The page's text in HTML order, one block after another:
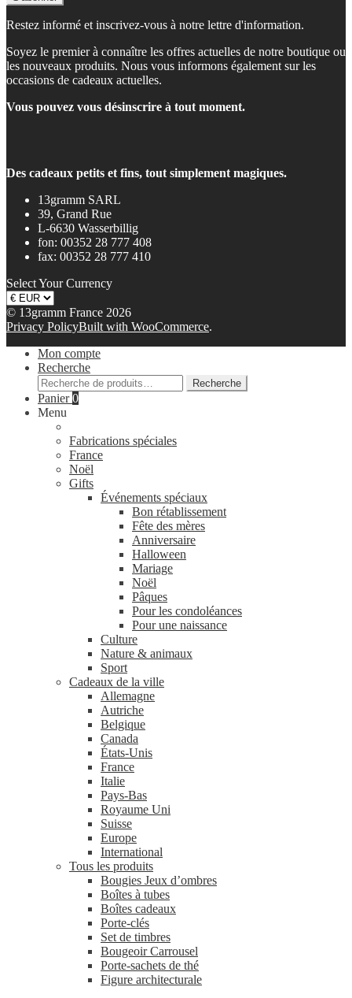
Restez informé et inscrivez-vous à notre lettre d'information.
Soyez le premier à connaître les offres actuelles de notre boutique ou
les nouveaux produits. Nous vous informons également sur les
occasions de cadeaux actuelles.
Vous pouvez vous désinscrire à tout moment.
Des cadeaux petits et fins, tout simplement magiques.
13gramm SARL
39, Grand Rue
L-6630 Wasserbillig
fon: 00352 28 777 408
fax: 00352 28 777 410
Select Your Currency
© 13gramm France 2026
Privacy PolicyBuilt with WooCommerce.
Mon compte
Recherche
Recherche
pour :
Recherche
Panier0
Menu
Fabrications spéciales
France
Noël
Gifts
Événements spéciaux
Bon rétablissement
Fête des mères
Anniversaire
Halloween
Mariage
Noël
Pâques
Pour les condoléances
Pour une naissance
Culture
Nature & animaux
Sport
Cadeaux de la ville
Allemagne
Autriche
Belgique
Canada
États-Unis
France
Italie
Pays-Bas
Royaume Uni
Suisse
Europe
International
Tous les produits
Bougies Jeux d’ombres
Boîtes à tubes
Boîtes cadeaux
Porte-clés
Set de timbres
Bougeoir Carrousel
Porte-sachets de thé
Figure architecturale